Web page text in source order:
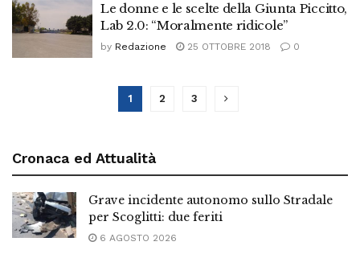
Le donne e le scelte della Giunta Piccitto,
Lab 2.0: “Moralmente ridicole”
by Redazione 25 OTTOBRE 2018 0
1 2 3
Cronaca ed Attualità
Grave incidente autonomo sullo Stradale
per Scoglitti: due feriti
6 AGOSTO 2026